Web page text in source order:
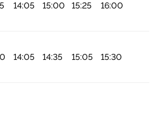
14:05 15:00 15:25
16:00
14:05 14:35 15:05
15:30